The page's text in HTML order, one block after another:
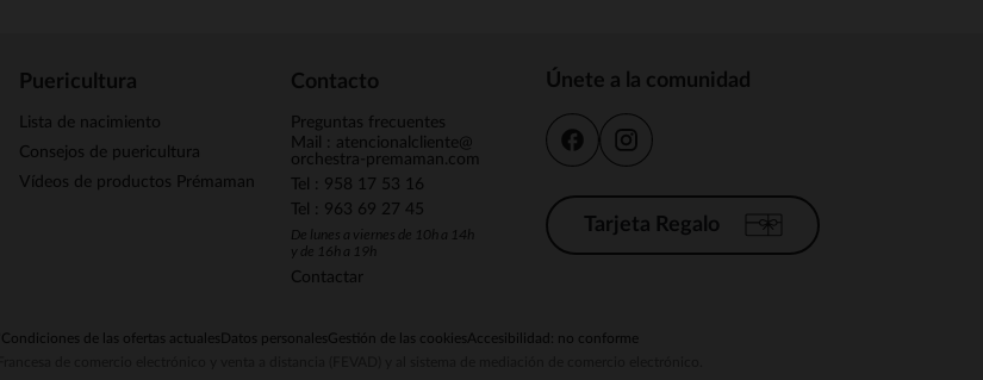
Puericultura
Lista de nacimiento
Consejos de puericultura
Vídeos de productos Prémaman
Contacto
Preguntas frecuentes
Mail : atencionalcliente@
orchestra-premaman.com
Tel : 958 17 53 16
Tel : 963 69 27 45
De lunes a viernes de 10h a 14h
y de 16h a 19h
Contactar
Únete a la comunidad
Tarjeta Regalo
*Condiciones de las ofertas actuales Datos personalesGestión de las cookiesAccesibilidad: no conforme